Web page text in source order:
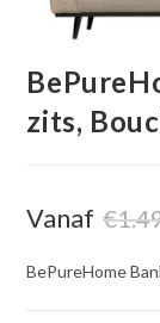
zits,
Vanaf €
BePureHome